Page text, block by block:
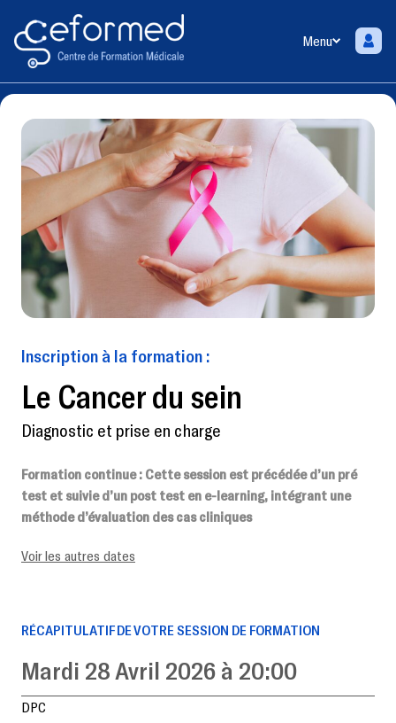
Menu
Inscription à la formation :
Le Cancer du sein
Diagnostic et prise en charge
Formation continue: Cette session est précédée d’un pré
test et suivie d’un post test en e-learning, intégrant une
méthode d’évaluation des cas cliniques
Voir les autres dates
RÉCAPITULATIF DE VOTRE SESSION DE FORMATION
Mardi 28 Avril 2026 à 20:00
DPC